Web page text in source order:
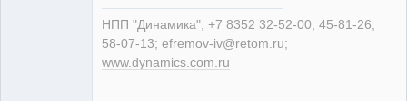
НПП "Динамика"; +7 8352 32-52-00, 45-81-26,
58-07-13; efremov-iv@retom.ru;
www.dynamics.com.ru